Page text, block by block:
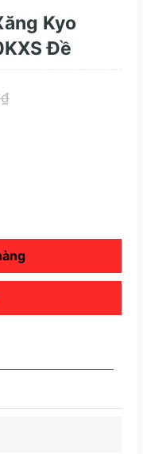
Kyo
Đề